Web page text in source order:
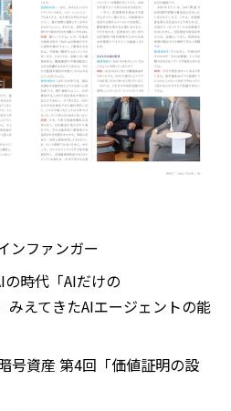
ンファンガー
の時代「AIだけの
えてきたAIエージェントの能
号資産 第4回「価値証明の設